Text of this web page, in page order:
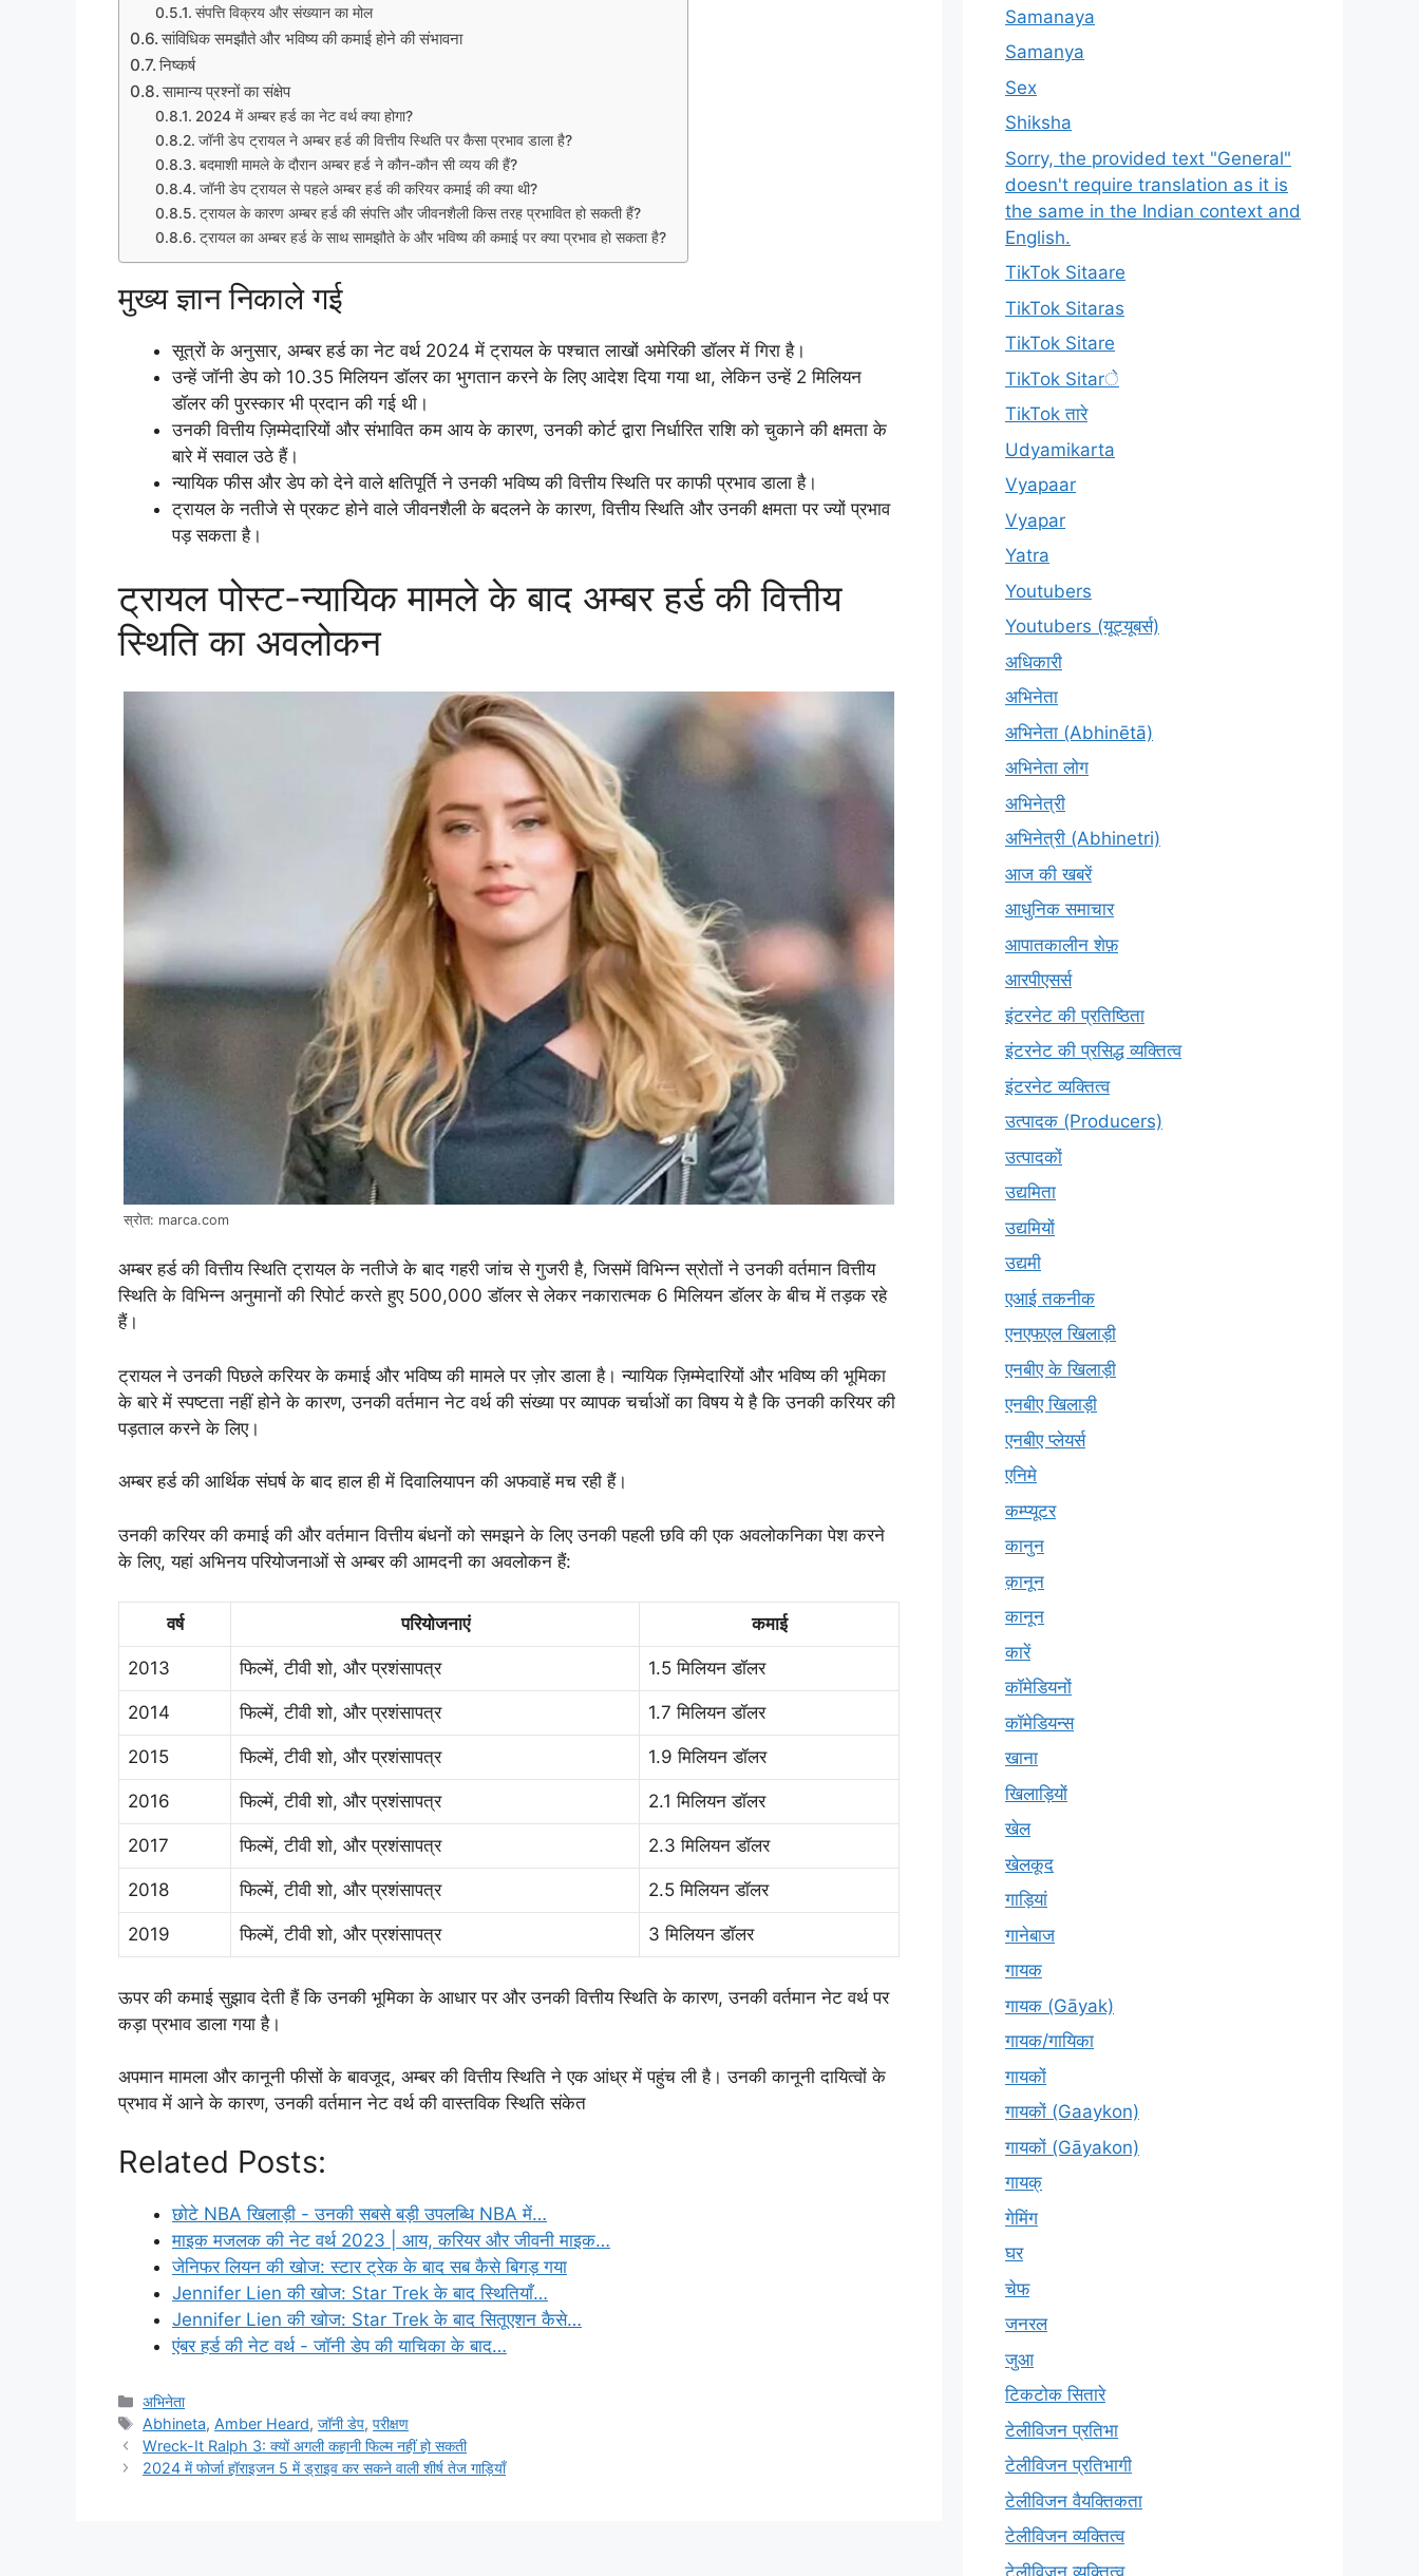
संपत्ति विक्रय और संख्यान का मोल
सांविधिक समझौते और भविष्य की कमाई होने की संभावना
निष्कर्ष
सामान्य प्रश्नों का संक्षेप
2024 में अम्बर हर्ड का नेट वर्थ क्या होगा?
जॉनी डेप ट्रायल ने अम्बर हर्ड की वित्तीय स्थिति पर कैसा प्रभाव डाला है?
बदमाशी मामले के दौरान अम्बर हर्ड ने कौन-कौन सी व्यय की हैं?
जॉनी डेप ट्रायल से पहले अम्बर हर्ड की करियर कमाई की क्या थी?
ट्रायल के कारण अम्बर हर्ड की संपत्ति और जीवनशैली किस तरह प्रभावित हो सकती हैं?
ट्रायल का अम्बर हर्ड के साथ सामझौते के और भविष्य की कमाई पर क्या प्रभाव हो सकता है?
मुख्य ज्ञान निकाले गई
सूत्रों के अनुसार, अम्बर हर्ड का नेट वर्थ 2024 में ट्रायल के पश्चात लाखों अमेरिकी डॉलर में गिरा है।
उन्हें जॉनी डेप को 10.35 मिलियन डॉलर का भुगतान करने के लिए आदेश दिया गया था, लेकिन उन्हें 2 मिलियन
डॉलर की पुरस्कार भी प्रदान की गई थी।
उनकी वित्तीय ज़िम्मेदारियों और संभावित कम आय के कारण, उनकी कोर्ट द्वारा निर्धारित राशि को चुकाने की क्षमता के
बारे में सवाल उठे हैं।
न्यायिक फीस और डेप को देने वाले क्षतिपूर्ति ने उनकी भविष्य की वित्तीय स्थिति पर काफी प्रभाव डाला है।
ट्रायल के नतीजे से प्रकट होने वाले जीवनशैली के बदलने के कारण, वित्तीय स्थिति और उनकी क्षमता पर ज्यों प्रभाव
पड़ सकता है।
ट्रायल पोस्ट-न्यायिक मामले के बाद अम्बर हर्ड की वित्तीय
स्थिति का अवलोकन
स्रोत: marca.com
अम्बर हर्ड की वित्तीय स्थिति ट्रायल के नतीजे के बाद गहरी जांच से गुजरी है, जिसमें विभिन्न स्रोतों ने उनकी वर्तमान वित्तीय
स्थिति के विभिन्न अनुमानों की रिपोर्ट करते हुए 500,000 डॉलर से लेकर नकारात्मक 6 मिलियन डॉलर के बीच में तड़क रहे
हैं।
ट्रायल ने उनकी पिछले करियर के कमाई और भविष्य की मामले पर ज़ोर डाला है। न्यायिक ज़िम्मेदारियों और भविष्य की भूमिका
के बारे में स्पष्टता नहीं होने के कारण, उनकी वर्तमान नेट वर्थ की संख्या पर व्यापक चर्चाओं का विषय ये है कि उनकी करियर की
पड़ताल करने के लिए।
अम्बर हर्ड की आर्थिक संघर्ष के बाद हाल ही में दिवालियापन की अफवाहें मच रही हैं।
उनकी करियर की कमाई की और वर्तमान वित्तीय बंधनों को समझने के लिए उनकी पहली छवि की एक अवलोकनिका पेश करने
के लिए, यहां अभिनय परियोजनाओं से अम्बर की आमदनी का अवलोकन हैं:
वर्ष परियोजनाएं कमाई
2013 फिल्में, टीवी शो, और प्रशंसापत्र 1.5 मिलियन डॉलर
2014 फिल्में, टीवी शो, और प्रशंसापत्र 1.7 मिलियन डॉलर
2015 फिल्में, टीवी शो, और प्रशंसापत्र 1.9 मिलियन डॉलर
2016 फिल्में, टीवी शो, और प्रशंसापत्र 2.1 मिलियन डॉलर
2017 फिल्में, टीवी शो, और प्रशंसापत्र 2.3 मिलियन डॉलर
2018 फिल्में, टीवी शो, और प्रशंसापत्र 2.5 मिलियन डॉलर
2019 फिल्में, टीवी शो, और प्रशंसापत्र 3 मिलियन डॉलर
ऊपर की कमाई सुझाव देती हैं कि उनकी भूमिका के आधार पर और उनकी वित्तीय स्थिति के कारण, उनकी वर्तमान नेट वर्थ पर
कड़ा प्रभाव डाला गया है।
अपमान मामला और कानूनी फीसों के बावजूद, अम्बर की वित्तीय स्थिति ने एक आंध्र में पहुंच ली है। उनकी कानूनी दायित्वों के
प्रभाव में आने के कारण, उनकी वर्तमान नेट वर्थ की वास्तविक स्थिति संकेत
Related Posts:
छोटे NBA खिलाड़ी - उनकी सबसे बड़ी उपलब्धि NBA में…
माइक मजलक की नेट वर्थ 2023 | आय, करियर और जीवनी माइक…
जेनिफर लियन की खोज: स्टार ट्रेक के बाद सब कैसे बिगड़ गया
Jennifer Lien की खोज: Star Trek के बाद स्थितियाँ…
Jennifer Lien की खोज: Star Trek के बाद सितूएशन कैसे…
एंबर हर्ड की नेट वर्थ - जॉनी डेप की याचिका के बाद…
Categories
अभिनेता
Tags
Abhineta, Amber Heard,जॉनी डेप,परीक्षण
Wreck-It Ralph 3: क्यों अगली कहानी फिल्म नहीं हो सकती
2024 में फोर्जा हॉराइजन 5 में ड्राइव कर सकने वाली शीर्ष तेज गाड़ियाँ
Samanaya
Samanya
Sex
Shiksha
Sorry, the provided text "General"
doesn't require translation as it is
the same in the Indian context and
English.
TikTok Sitaare
TikTok Sitaras
TikTok Sitare
TikTok Sitarे
TikTok तारे
Udyamikarta
Vyapaar
Vyapar
Yatra
Youtubers
Youtubers (यूट्यूबर्स)
अधिकारी
अभिनेता
अभिनेता (Abhinētā)
अभिनेता लोग
अभिनेत्री
अभिनेत्री (Abhinetri)
आज की खबरें
आधुनिक समाचार
आपातकालीन शेफ़
आरपीएसर्स
इंटरनेट की प्रतिष्ठिता
इंटरनेट की प्रसिद्ध व्यक्तित्व
इंटरनेट व्यक्तित्व
उत्पादक (Producers)
उत्पादकों
उद्यमिता
उद्यमियों
उद्यमी
एआई तकनीक
एनएफएल खिलाड़ी
एनबीए के खिलाड़ी
एनबीए खिलाड़ी
एनबीए प्लेयर्स
एनिमे
कम्प्यूटर
कानुन
क़ानून
कानून
कारें
कॉमेडियनों
कॉमेडियन्स
खाना
खिलाड़ियों
खेल
खेलकूद
गाड़ियां
गानेबाज
गायक
गायक (Gāyak)
गायक/गायिका
गायकों
गायकों (Gaaykon)
गायकों (Gāyakon)
गायक्
गेमिंग
घर
चेफ
जनरल
जुआ
टिकटोक सितारे
टेलीविजन प्रतिभा
टेलीविजन प्रतिभागी
टेलीविजन वैयक्तिकता
टेलीविजन व्यक्तित्व
टेलीविज़न व्यक्तित्व